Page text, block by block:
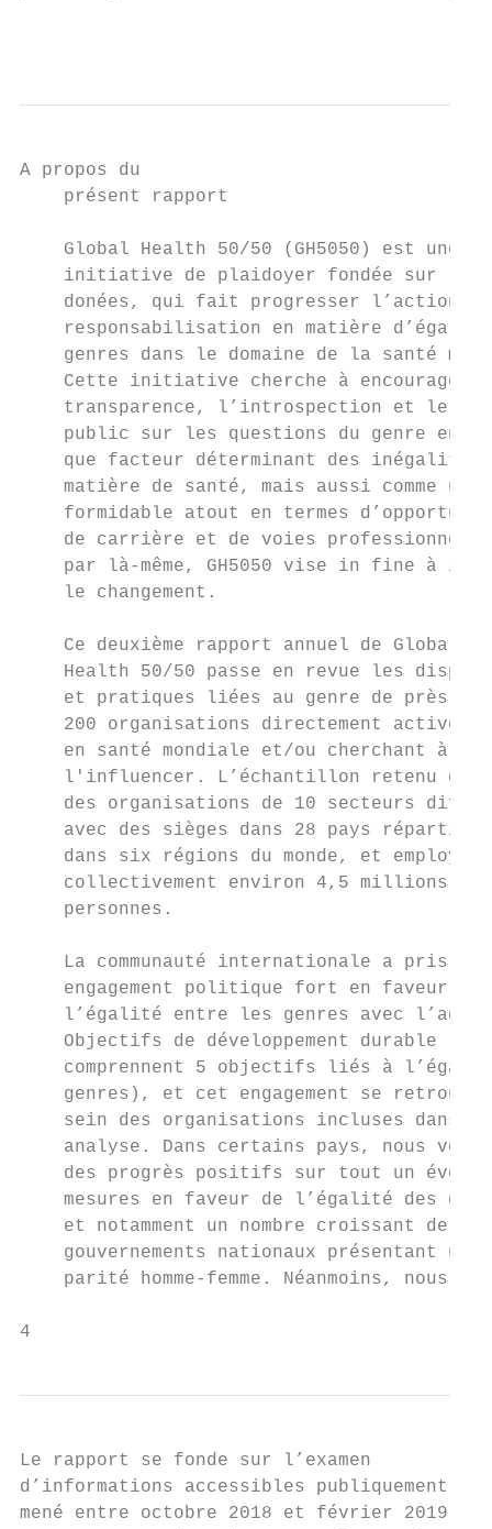
A propos du
    présent rapport
Global Health 50/50 (GH5050) est une
initiative de plaidoyer fondée sur
donées, qui fait progresser l’action
responsabilisation en matière
genres dans le domaine de la santé
Cette initiative cherche à encourager
transparence, l’introspection et le
public sur les questions du genre en
que facteur déterminant des
matière de santé, mais aussi comme un
formidable atout en termes
de carrière et de voies
par là-même, GH5050 vise in fine à
le changement.
Ce deuxième rapport annuel de Global
Health 50/50 passe en revue les
et pratiques liées au genre de près
200 organisations directement actives
en santé mondiale et/ou cherchant à
l'influencer. L’échantillon retenu
des organisations de 10 secteurs
avec des sièges dans 28 pays répartis
dans six régions du monde, et
collectivement environ 4,5 millions de
    personnes.
La communauté internationale a pris
engagement politique fort en faveur
l’égalité entre les genres avec
Objectifs de développement durable
comprennent 5 objectifs liés à
genres), et cet engagement se
sein des organisations incluses dans
analyse. Dans certains pays, nous
des progrès positifs sur tout un
mesures en faveur de l’égalité des
et notamment un nombre croissant de
gouvernements nationaux présentant une
    parité homme-femme. Néanmoins, nous
4
Le rapport se fonde sur l’examen
d’informations accessibles
mené entre octobre 2018 et février 2019.